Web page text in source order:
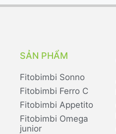
SẢN PHẨM
Fitobimbi Sonno
Fitobimbi Ferro C
Fitobimbi Appetito
Fitobimbi Omega
junior